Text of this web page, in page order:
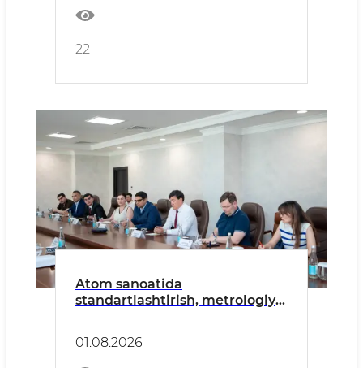
22
Atom sanoatida
standartlashtirish, metrologiya
yig‘ilish bo‘lib o‘tdi
01.08.2026